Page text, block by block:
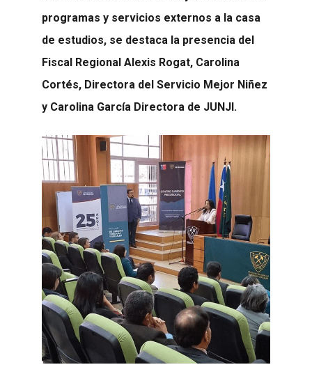
programas y servicios externos a la casa
de estudios, se destaca la presencia del
Fiscal Regional Alexis Rogat, Carolina
Cortés, Directora del Servicio Mejor Niñez
y Carolina García Directora de JUNJI.